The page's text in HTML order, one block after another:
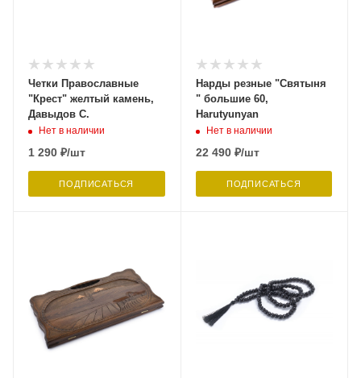
Четки Православные
"Крест" желтый камень,
Давыдов С.
Нет в наличии
1 290 ₽/шт
ПОДПИСАТЬСЯ
Нарды резные "Святыня
" большие 60,
Harutyunyan
Нет в наличии
22 490₽/шт
ПОДПИСАТЬСЯ